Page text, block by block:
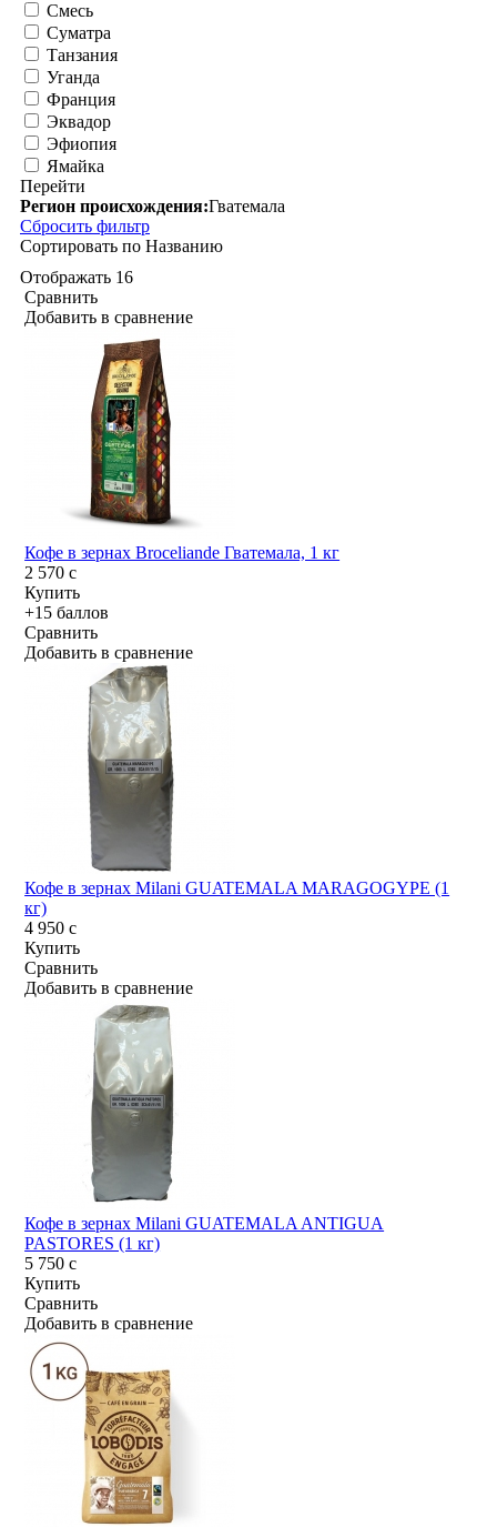
Смесь
Суматра
Танзания
Уганда
Франция
Эквадор
Эфиопия
Ямайка
Перейти
Регион происхождения:Гватемала
Сбросить фильтр
Сортировать по Названию
Отображать 16
Сравнить
Добавить в сравнение
Кофе в зернах Broceliande Гватемала, 1 кг
2 570c
Купить
+15 баллов
Сравнить
Добавить в сравнение
Кофе в зернах Milani GUATEMALA MARAGOGYPE (1
кг)
4 950c
Купить
Сравнить
Добавить в сравнение
Кофе в зернах Milani GUATEMALA ANTIGUA
PASTORES (1 кг)
5 750c
Купить
Сравнить
Добавить в сравнение